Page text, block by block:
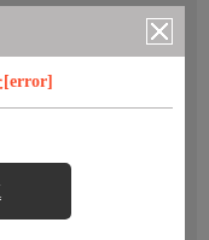
[error]
・OVA一挙放送】